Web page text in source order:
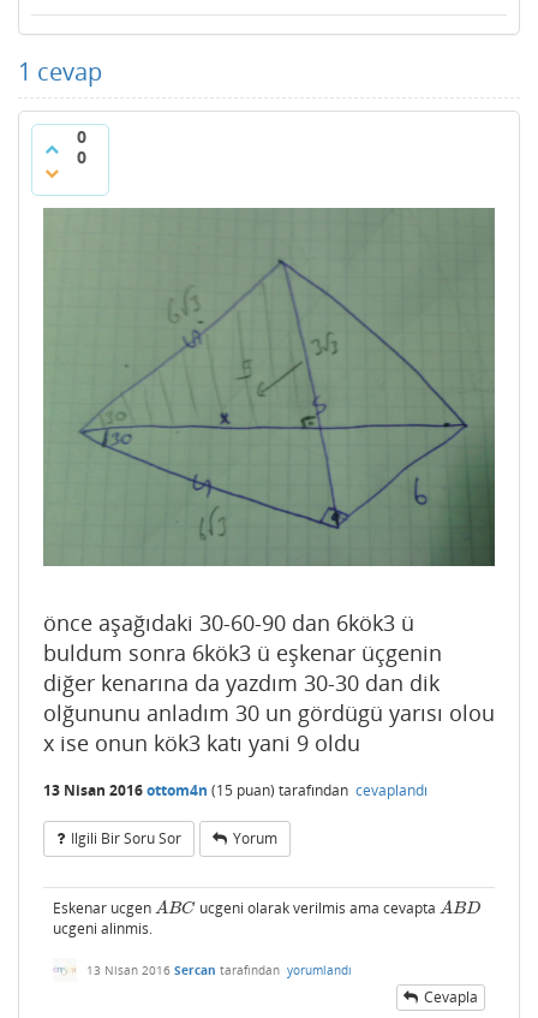
1 cevap
0
0
önce aşağıdaki 30-60-90 dan 6kök3 ü
buldum sonra 6kök3 ü eşkenar üçgenin
diğer kenarına da yazdım 30-30 dan dik
olğununu anladım 30 un gördügü yarısı olou
x ise onun kök3 katı yani 9 oldu
13 Nisan 2016ottom4n (15 puan) tarafından cevaplandı
Ilgili Bir Soru Sor Yorum
Eskenar ucgen A BC
ABC ucgeni olarak verilmis ama cevapta A BD
ABD
ucgeni alinmis.
13 Nisan 2016 Sercan tarafından yorumlandı
Cevapla